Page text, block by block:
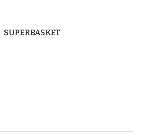
SUPERBASKET